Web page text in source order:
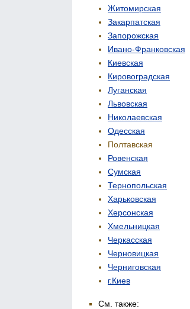
Житомирская
Закарпатская
Запорожская
Ивано-Франковская
Киевская
Кировоградская
Луганская
Львовская
Николаевская
Одесская
Полтавская
Ровенская
Сумская
Тернопольская
Харьковская
Херсонская
Хмельницкая
Черкасская
Черновицкая
Черниговская
г.Киев
См. также: